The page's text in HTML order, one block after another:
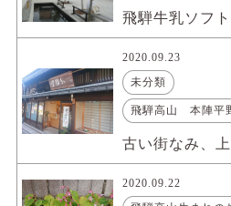
飛騨牛乳ソフ
2020.09.23
未分類
飛騨高山 本陣平
古い街なみ、
2020.09.22